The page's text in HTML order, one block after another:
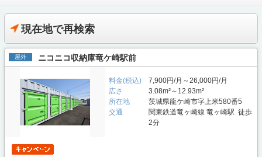
現在地で再検索
屋外 ニコニコ収納庫竜ケ崎駅前
料金(税込)
7,900円/月～26,000円/月
広さ
3.08m²～12.93m²
所在地
茨城県龍ケ崎市字上米580番5
交通
関東鉄道竜ヶ崎線 竜ヶ崎駅 徒歩
2分